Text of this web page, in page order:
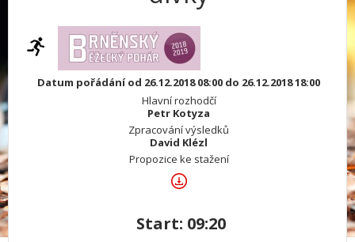
Datum pořádání od 26.12.2018 08:00 do 26.12.2018 18:00
Hlavní rozhodčí
Petr Kotyza
Zpracování výsledků
David Klézl
Propozice ke stažení
Start: 09:20